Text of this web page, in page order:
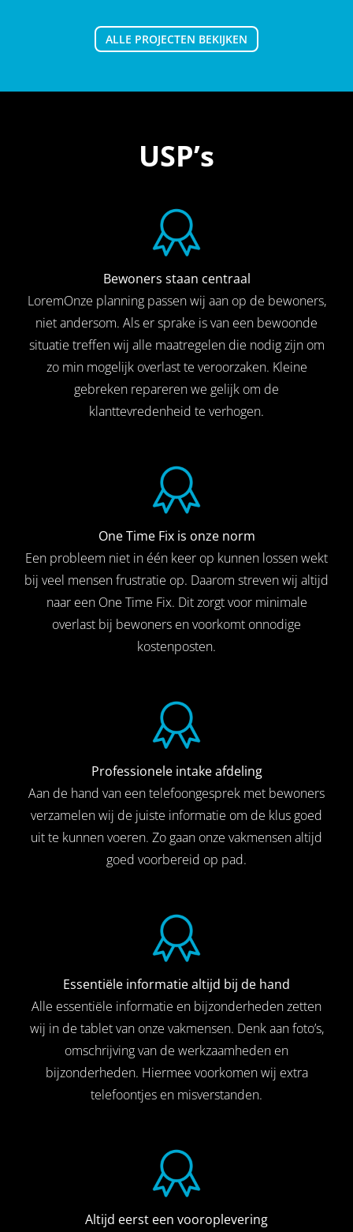
ALLE PROJECTEN BEKIJKEN
USP’s
Bewoners staan centraal
LoremOnze planning passen wij aan op de bewoners,
niet andersom. Als er sprake is van een bewoonde
situatie treffen wij alle maatregelen die nodig zijn om
zo min mogelijk overlast te veroorzaken. Kleine
gebreken repareren we gelijk om de
klanttevredenheid te verhogen.
One Time Fix is onze norm
Een probleem niet in één keer op kunnen lossen wekt
bij veel mensen frustratie op. Daarom streven wij altijd
naar een One Time Fix. Dit zorgt voor minimale
overlast bij bewoners en voorkomt onnodige
kostenposten.
Professionele intake afdeling
Aan de hand van een telefoongesprek met bewoners
verzamelen wij de juiste informatie om de klus goed
uit te kunnen voeren. Zo gaan onze vakmensen altijd
goed voorbereid op pad.
Essentiële informatie altijd bij de hand
Alle essentiële informatie en bijzonderheden zetten
wij in de tablet van onze vakmensen. Denk aan foto’s,
omschrijving van de werkzaamheden en
bijzonderheden. Hiermee voorkomen wij extra
telefoontjes en misverstanden.
Altijd eerst een vooroplevering